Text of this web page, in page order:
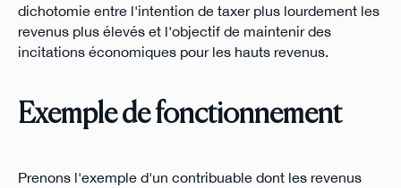
dichotomie entre l'intention de taxer plus lourdement les
revenus plus élevés et l'objectif de maintenir des
incitations économiques pour les hauts revenus.
Exemple de fonctionnement
Prenons l'exemple d'un contribuable dont les revenus